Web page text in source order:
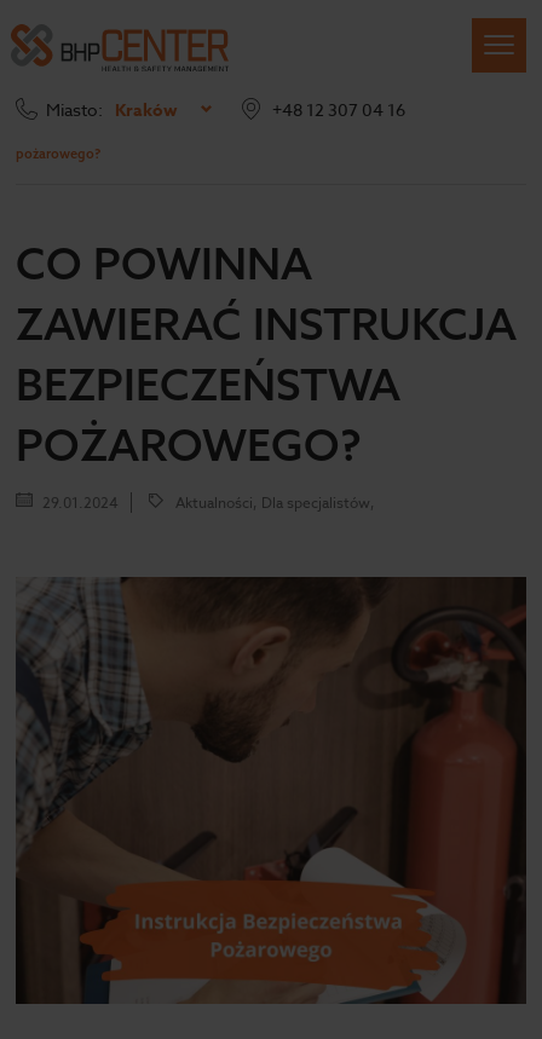
Miasto: Kraków +48 12 307 04 16
pożarowego?
CO POWINNA
ZAWIERAĆ INSTRUKCJA
BEZPIECZEŃSTWA
POŻAROWEGO?
29.01.2024 Aktualności, Dla specjalistów,